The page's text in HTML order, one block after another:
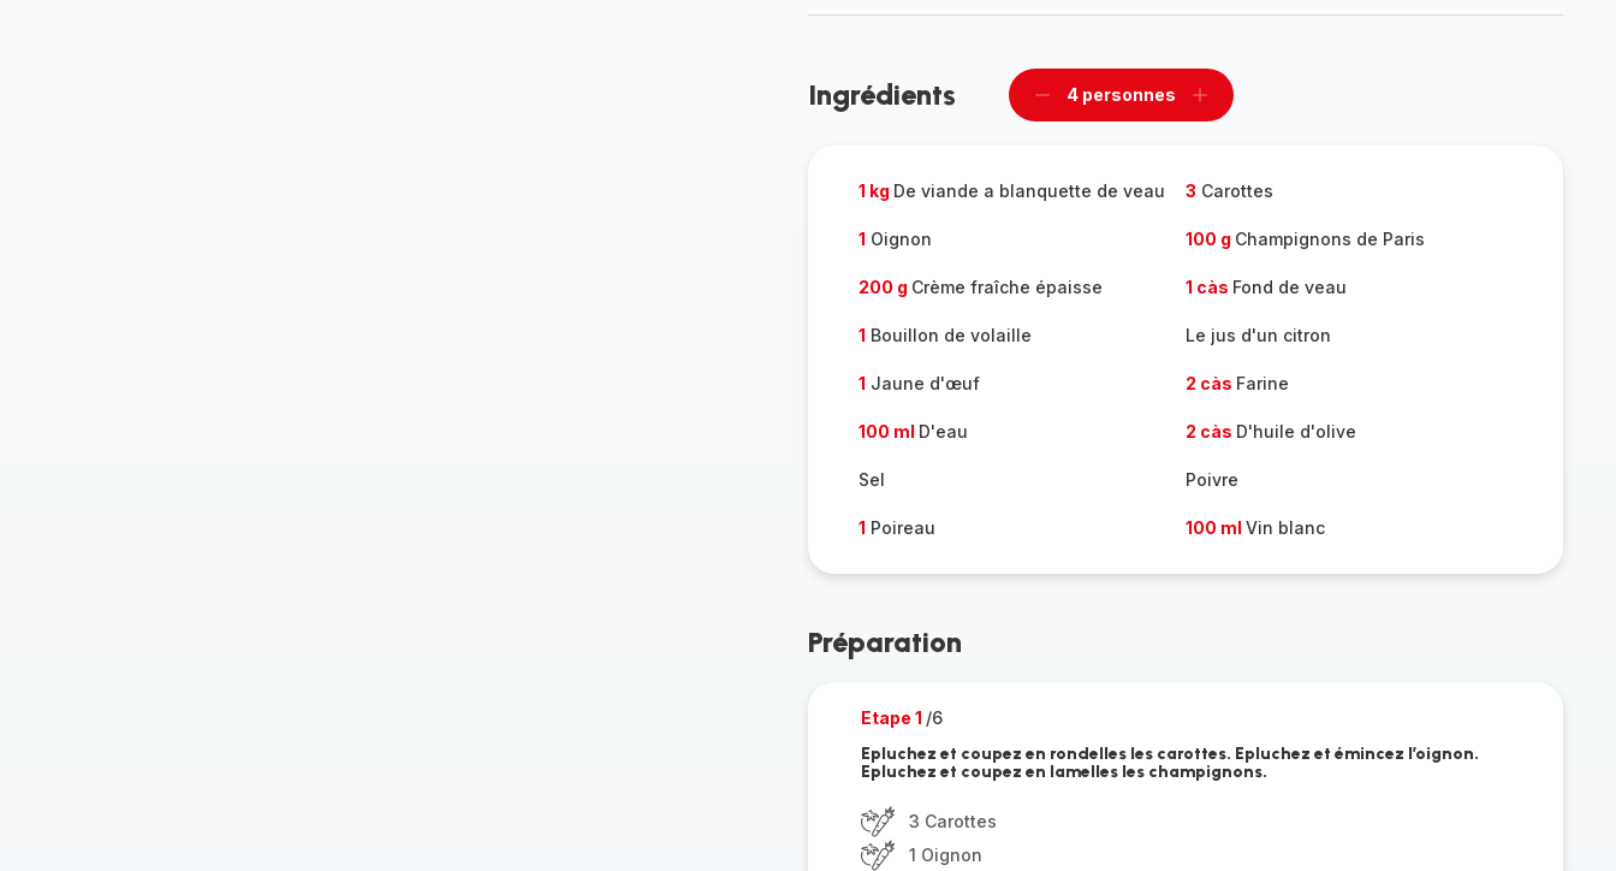
complète
Ingrédients
Supprimer
4 personnes
Ajouter
1 kg De viande a blanquette de veau 3 Carottes
1 Oignon 100 g Champignons de Paris
200 g Crème fraîche épaisse 1 càs Fond de veau
1 Bouillon de volaille Le jus d'un citron
1 Jaune d'œuf 2 càs Farine
100 ml D'eau 2 càs D'huile d'olive
Sel Poivre
1 Poireau 100 ml Vin blanc
Préparation
Etape 1 /6
Epluchez et coupez en rondelles les carottes. Epluchez et émincez l’oignon.
Epluchez et coupez en lamelles les champignons.
3 Carottes
1 Oignon